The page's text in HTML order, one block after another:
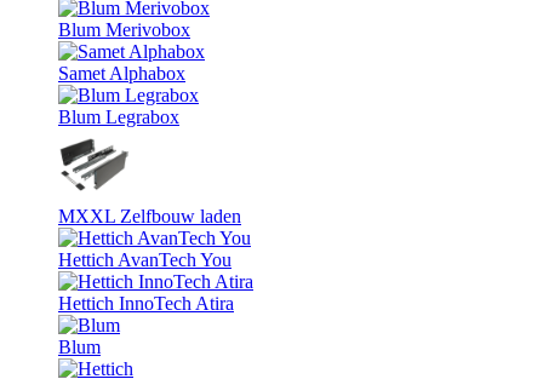
Blum Merivobox
Samet Alphabox
Blum Legrabox
MXXL Zelfbouw laden
Hettich AvanTech You
Hettich InnoTech Atira
Blum